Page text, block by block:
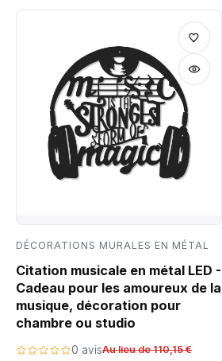
DÉCORATIONS MURALES EN MÉTAL
Citation musicale en métal LED -
Cadeau pour les amoureux de la
musique, décoration pour
chambre ou studio
0 avisAu lieu de 110,15 €